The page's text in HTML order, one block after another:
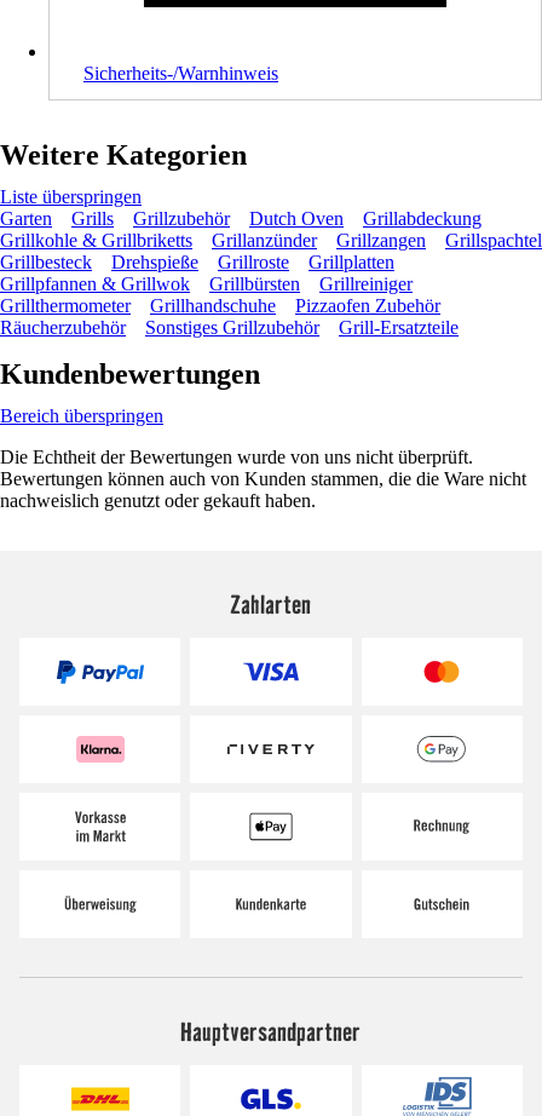
Sicherheits-/Warnhinweis
Weitere Kategorien
Liste überspringen
Garten
Grills Grillzubehör Dutch Oven
Grillabdeckung
Grillkohle & Grillbriketts
Grillanzünder Grillzangen
Grillspachtel
Grillbesteck
Drehspieße Grillroste
Grillplatten
Grillpfannen & Grillwok
Grillbürsten
Grillreiniger
Grillthermometer
Grillhandschuhe
Pizzaofen Zubehör
Räucherzubehör
Sonstiges Grillzubehör Grill-Ersatzteile
Kundenbewertungen
Bereich überspringen
Die Echtheit der Bewertungen wurde von uns nicht überprüft.
Bewertungen können auch von Kunden stammen, die die Ware nicht
nachweislich genutzt oder gekauft haben.
Zahlarten
Hauptversandpartner